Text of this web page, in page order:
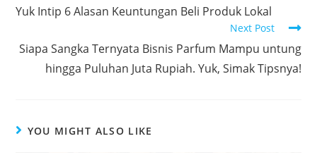
Yuk Intip 6 Alasan Keuntungan Beli Produk Lokal
Next Post
Siapa Sangka Ternyata Bisnis Parfum Mampu untung
hingga Puluhan Juta Rupiah. Yuk, Simak Tipsnya!
YOU MIGHT ALSO LIKE